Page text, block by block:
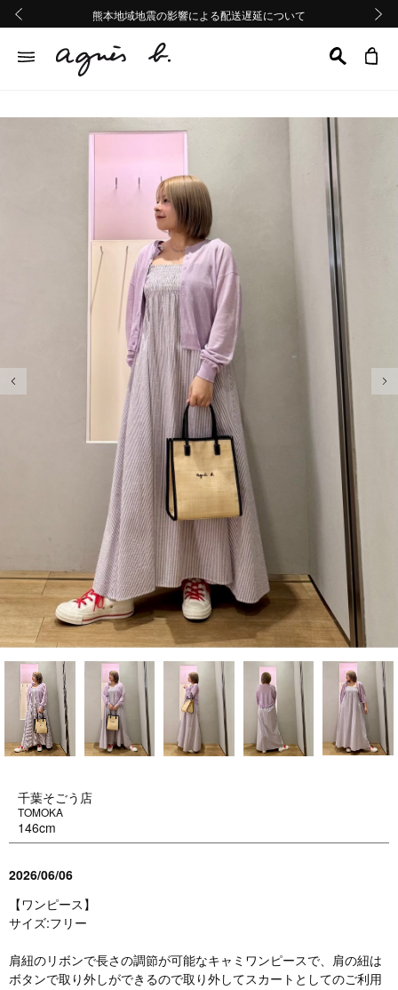
熊本地域地震の影響による配送遅延について
Summer Sale 2buy10%OFF!!
熊本地域地震の影響による配送遅延について
Summer Sale 2buy10%OFF!!
前の画像
千葉そごう店
TOMOKA
146cm
2026/06/06
【ワンピース】
サイズ:フリー
肩紐のリボンで長さの調節が可能なキャミワンピースで、肩の紐は
ボタンで取り外しができるので取り外してスカートとしてのご利用